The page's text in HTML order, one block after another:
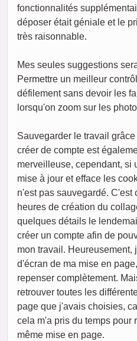
fonctionnalités
déposer était géniale et le
très raisonnable.
Mes seules suggestions
Permettre un meilleur
défilement sans devoir les
lorsqu'on zoom sur les
Sauvegarder le travail
créer de compte est
merveilleuse, cependant, si
mise à jour et efface les
n'est pas sauvegardé. C'est
heures de création du
quelques détails le
créer un compte afin de
mon travail. Heureusement,
d'écran de ma mise en
repenser complètement.
retrouver toutes les
page que j'avais choisies,
cela m'a pris du temps pour
même mise en page.